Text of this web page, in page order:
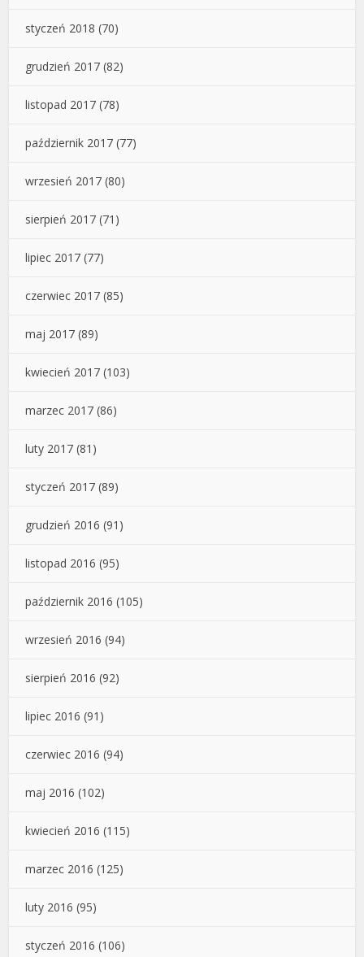
styczeń 2018 (70)
grudzień 2017 (82)
listopad 2017 (78)
październik 2017 (77)
wrzesień 2017 (80)
sierpień 2017 (71)
lipiec 2017 (77)
czerwiec 2017 (85)
maj 2017 (89)
kwiecień 2017 (103)
marzec 2017 (86)
luty 2017 (81)
styczeń 2017 (89)
grudzień 2016 (91)
listopad 2016 (95)
październik 2016 (105)
wrzesień 2016 (94)
sierpień 2016 (92)
lipiec 2016 (91)
czerwiec 2016 (94)
maj 2016 (102)
kwiecień 2016 (115)
marzec 2016 (125)
luty 2016 (95)
styczeń 2016 (106)